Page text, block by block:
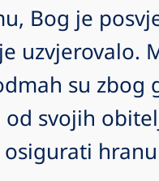
Bog je
uzvjerovalo.
su zbog
od svojih